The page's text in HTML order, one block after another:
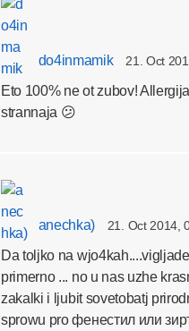
do4inmamik 21. Oct
Eto 100% ne ot zubov!
strannaja 😕
anechka) 21. Oct 2014,
Da toljko na
primerno ... no u nas uzhe
zakalki i ljubit sovetobatj
sprowu pro фенестил или